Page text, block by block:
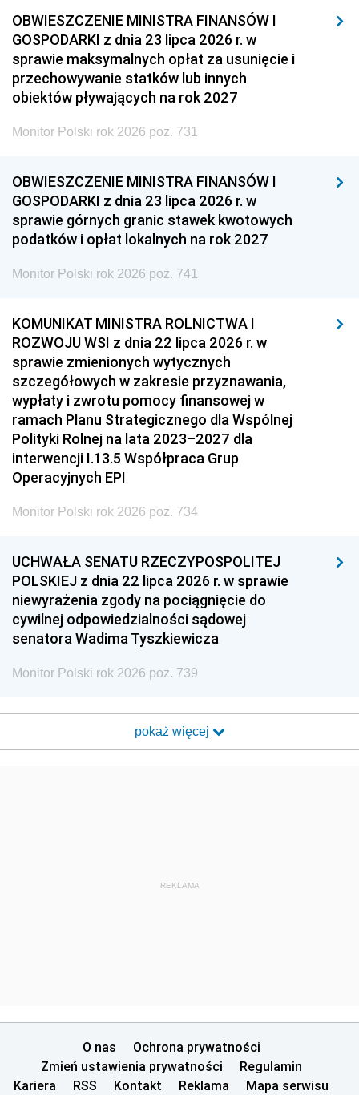
OBWIESZCZENIE MINISTRA FINANSÓW I
GOSPODARKI z dnia 23 lipca 2026 r. w
sprawie maksymalnych opłat za usunięcie i
przechowywanie statków lub innych
obiektów pływających na rok 2027
Monitor Polski rok 2026 poz. 731
OBWIESZCZENIE MINISTRA FINANSÓW I
GOSPODARKI z dnia 23 lipca 2026 r. w
sprawie górnych granic stawek kwotowych
podatków i opłat lokalnych na rok 2027
Monitor Polski rok 2026 poz. 741
KOMUNIKAT MINISTRA ROLNICTWA I
ROZWOJU WSI z dnia 22 lipca 2026 r. w
sprawie zmienionych wytycznych
szczegółowych w zakresie przyznawania,
wypłaty i zwrotu pomocy finansowej w
ramach Planu Strategicznego dla Wspólnej
Polityki Rolnej na lata 2023–2027 dla
interwencji I.13.5 Współpraca Grup
Operacyjnych EPI
Monitor Polski rok 2026 poz. 734
UCHWAŁA SENATU RZECZYPOSPOLITEJ
POLSKIEJ z dnia 22 lipca 2026 r. w sprawie
niewyrażenia zgody na pociągnięcie do
cywilnej odpowiedzialności sądowej
senatora Wadima Tyszkiewicza
Monitor Polski rok 2026 poz. 739
pokaż więcej
REKLAMA
O nas
Ochrona prywatności
Zmień ustawienia prywatności
Regulamin
Kariera
RSS Kontakt Reklama Mapa serwisu